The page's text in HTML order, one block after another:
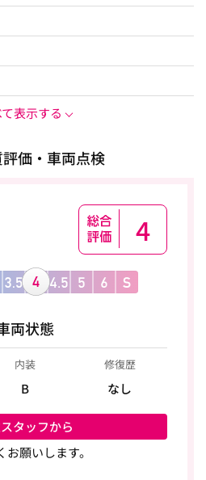
表示する
価・車両点検
4
両状態
内装
B
修復歴
なし
タッフから
お願いします。